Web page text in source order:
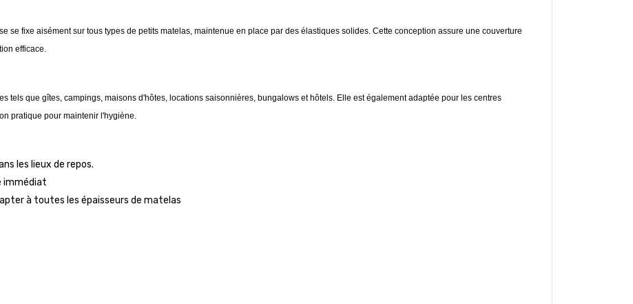
se fixe aisément sur tous types de petits matelas, maintenue en place par des élastiques solides. Cette conception assure une couverture
efficace.
tels que gîtes, campings, maisons d'hôtes, locations saisonnières, bungalows et hôtels. Elle est également adaptée pour les centres
pratique pour maintenir l'hygiène.
les lieux de repos.
immédiat
à toutes les épaisseurs de matelas